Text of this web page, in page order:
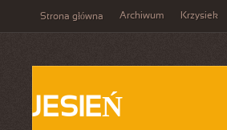
Strona główna Archiwum Krzysiek
JESIEŃ